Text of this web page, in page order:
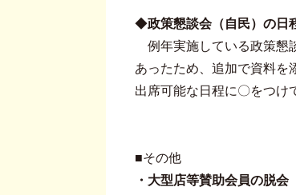
◆政策懇談会（自民）の日
例年実施している政策懇
あったため、追加で資料を
出席可能な日程に〇をつけ
■その他
・大型店等賛助会員の脱会